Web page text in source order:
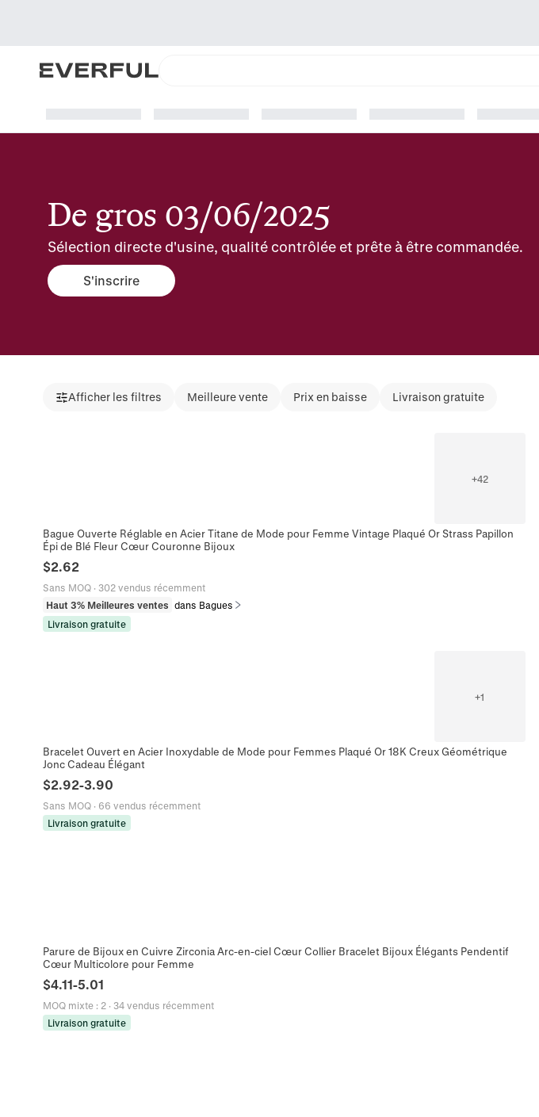
De gros 03/06/2025
Sélection directe d'usine, qualité contrôlée et prête à être commandée.
S'inscrire
Afficher les filtres Meilleure vente Prix en baisse Livraison gratuite
+42
Bague Ouverte Réglable en Acier Titane de Mode pour Femme Vintage Plaqué Or Strass Papillon
Épi de Blé Fleur Cœur Couronne Bijoux
$2.62
Sans MOQ· 302 vendus récemment
Haut 3% Meilleures ventes dans Bagues
Livraison gratuite
+1
Bracelet Ouvert en Acier Inoxydable de Mode pour Femmes Plaqué Or 18K Creux Géométrique
Jonc Cadeau Élégant
$2.92-3.90
Sans MOQ· 66 vendus récemment
Livraison gratuite
Parure de Bijoux en Cuivre Zirconia Arc-en-ciel Cœur Collier Bracelet Bijoux Élégants Pendentif
Cœur Multicolore pour Femme
$4.11-5.01
MOQ mixte: 2· 34 vendus récemment
Livraison gratuite